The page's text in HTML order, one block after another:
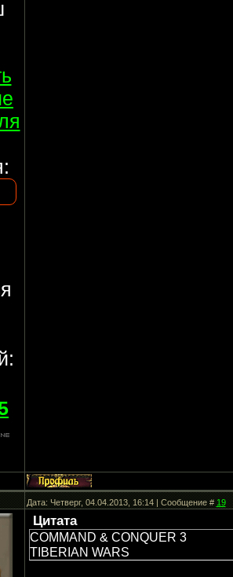
Дата: Четверг, 04.04.2013, 16:14 | Сообщение #19
Цитата
COMMAND & CONQUER 3
TIBERIAN WARS